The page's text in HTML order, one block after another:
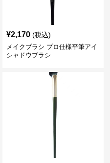
¥2,170 (税込)
メイクブラシ プロ仕様平筆アイ
シャドウブラシ